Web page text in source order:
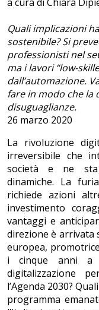
a cura di Chiara
Quali implicazioni
sostenibile? Si
professionisti nel
ma i lavori “low-
dall’automazione.
fare in modo che la
disuguaglianze.
26 marzo 2020
La rivoluzione
irreversibile che
società e ne sta
dinamiche. La
richiede azioni
investimento
vantaggi e
direzione è arrivata
europea,
i cinque anni a
digitalizzazione
l’Agenda 2030?
programma